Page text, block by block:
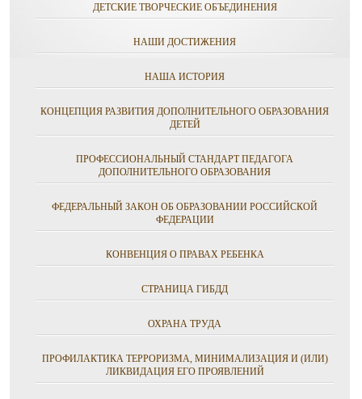
ДЕТСКИЕ ТВОРЧЕСКИЕ ОБЪЕДИНЕНИЯ
НАШИ ДОСТИЖЕНИЯ
НАША ИСТОРИЯ
КОНЦЕПЦИЯ РАЗВИТИЯ ДОПОЛНИТЕЛЬНОГО ОБРАЗОВАНИЯ
ДЕТЕЙ
ПРОФЕССИОНАЛЬНЫЙ СТАНДАРТ ПЕДАГОГА
ДОПОЛНИТЕЛЬНОГО ОБРАЗОВАНИЯ
ФЕДЕРАЛЬНЫЙ ЗАКОН ОБ ОБРАЗОВАНИИ РОССИЙСКОЙ
ФЕДЕРАЦИИ
КОНВЕНЦИЯ О ПРАВАХ РЕБЕНКА
СТРАНИЦА ГИБДД
ОХРАНА ТРУДА
ПРОФИЛАКТИКА ТЕРРОРИЗМА, МИНИМАЛИЗАЦИЯ И (ИЛИ)
ЛИКВИДАЦИЯ ЕГО ПРОЯВЛЕНИЙ